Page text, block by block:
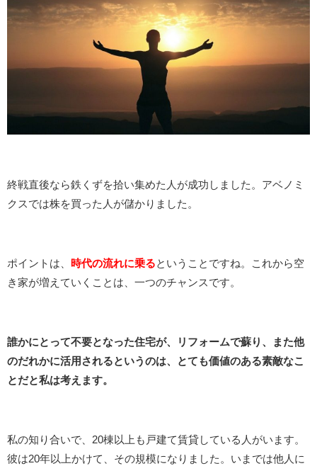
終戦直後なら鉄くずを拾い集めた人が成功しました。アベノミ
クスでは株を買った人が儲かりました。
ポイントは、 時代の流れに乗る ということですね。これから空
き家が増えていくことは、一つのチャンスです。
誰かにとって不要となった住宅が、リフォームで蘇り、また他
のだれかに活用されるというのは、とても価値のある素敵なこ
とだと私は考えます。
私の知り合いで、20棟以上も戸建て賃貸している人がいます。
彼は20年以上かけて、その規模になりました。いまでは他人に